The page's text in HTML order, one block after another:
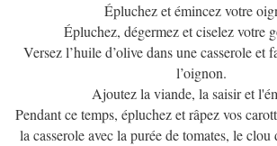
Épluchez et émincez votre
Épluchez, dégermez et ciselez votre
Versez l’huile d’olive dans une casserole et
l’oignon.
Ajoutez la viande, la saisir et
Pendant ce temps, épluchez et râpez vos
la casserole avec la purée de tomates, le